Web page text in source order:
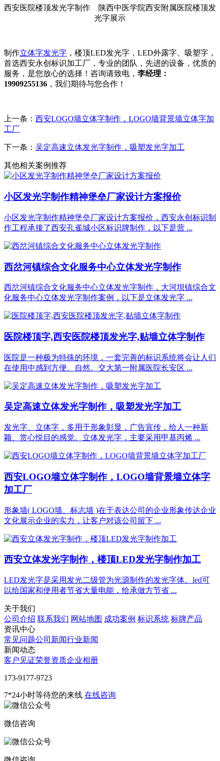
西安医院楼顶发光字制作 陕西中医学院西安附属医院楼顶发
光字展示
制作立体字发光字 ，楼顶LED发光字，LED外露字、吸塑字，
首选西安永创标识加工厂，专业的团队，先进的设备，优质的
服务，是您放心的选择！咨询请致电， 李经理：
19909255136 ，我们期待与您合作！
上一条： 西安LOGO墙立体字制作，LOGO墙背景墙立体字加
工厂
下一条： 吴定高速立体发光字制作，吸塑发光字加工
其他相关案例推荐
小区发光字制作精神堡垒厂家设计方案报价
小区发光字制作精神堡垒厂家设计方案报价，西安永创标识制
作工程承接了西安孔雀城小区标识牌制作，以下是营 ...
西岔河镇综合文化服务中心立体发光字制作
西岔河镇综合文化服务中心立体发光字制作，大河坝镇综合文
化服务中心立体发光字制作案例，以下是立体发光字 ...
医院楼顶字,西安医院楼顶发光字,贴墙立体字制作
医院是一种极为特殊的环境，一套完善的标识系统将会让人们
在使用中感到方便、自然。交大第一附属医院长安区 ...
吴定高速立体发光字制作，吸塑发光字加工
发光字、立体字，多用于形象彰显，广告宣传，给人一种新
颖、赏心悦目的感觉。立体发光字，主要采用甲基丙烯 ...
西安LOGO墙立体字制作，LOGO墙背景墙立体字
加工厂
形象墙( LOGO墙、标志墙 )在于表达公司的企业形象传达企业
文化展示企业的实力，让客户对该公司留下 ...
西安立体发光字制作，楼顶LED发光字制作加工
LED发光字是采用发光二级管为光源制作的发光字体。led可
以给国家和使用者节省大量电能，给承做方节省 ...
关于我们
公司介绍 联系我们 网站地图 成功案例 标识系统 标牌产品
资讯中心
常见问题公司新闻行业新闻
新闻动态
客户见证荣誉资质企业相册
‭173-9177-9723
7*24小时等待您的来线 在线咨询
微信咨询